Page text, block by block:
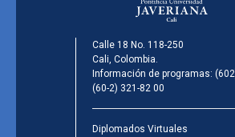
Calle 18 No. 118-250
Cali, Colombia.
Información de programas:
(60-2) 321-82 00
Diplomados Virtuales